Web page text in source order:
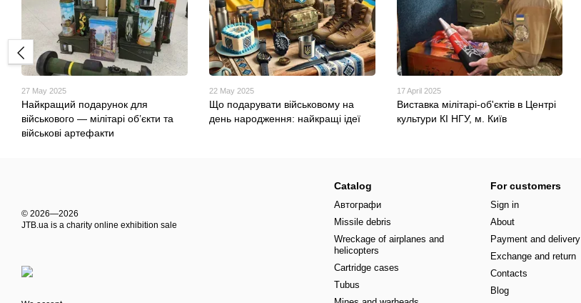
27 May 2025
Найкращий подарунок для
військового — мілітарі об’єкти та
військові артефакти
22 May 2025
Що подарувати військовому на
день народження: найкращі ідеї
17 April 2025
Виставка мілітарі-об'єктів в Центрі
культури КІ НГУ, м. Київ
© 2026—2026
JTB.ua is а charity online exhibition sale
Catalog
Автографи
Missile debris
Wreckage of airplanes and
helicopters
Cartridge cases
Tubus
For customers
Sign in
About
Payment and delivery
Exchange and return
Contacts
Blog